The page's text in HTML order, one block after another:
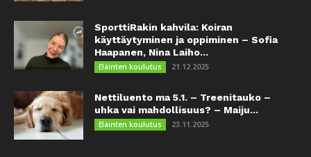
SporttiRakin kahvila: Koiran
käyttäytyminen ja oppiminen – Sofia
Haapanen, Nina Laiho...
Eläinten koulutus 21.12.2025
Nettiluento ma 5.1. – Treenitauko –
uhka vai mahdollisuus? – Maiju...
Eläinten koulutus 23.11.2025